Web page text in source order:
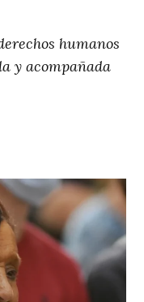
humanos
y acompañada